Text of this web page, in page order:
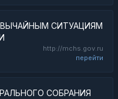
СИТУАЦИЯМ
http://mchs.gov.ru
перейти
СОБРАНИЯ